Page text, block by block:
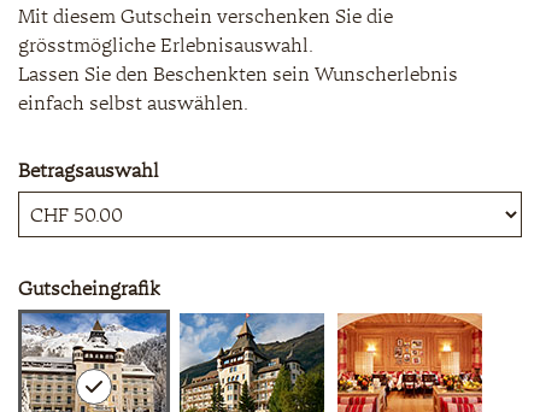
Mit diesem Gutschein verschenken Sie die
grösstmögliche Erlebnisauswahl.
Lassen Sie den Beschenkten sein Wunscherlebnis
einfach selbst auswählen.
Betragsauswahl
Gutscheingrafik